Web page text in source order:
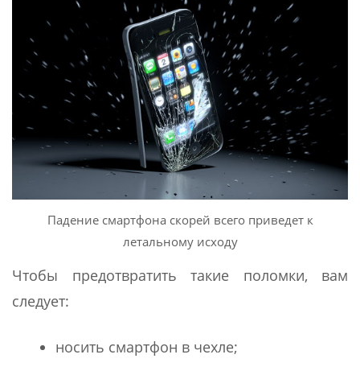
Падение смартфона скорей всего приведет к
летальному исходу
Чтобы предотвратить такие поломки, вам
следует:
носить смартфон в чехле;